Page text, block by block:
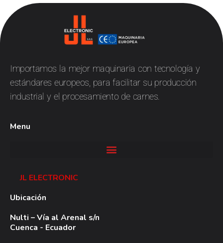
Importamos la mejor maquinaria con tecnología y
estándares europeos, para facilitar su producción
industrial y el procesamiento de carnes.
Menu
JL ELECTRONIC
Ubicación
Nulti – Vía al Arenal s/n
Cuenca - Ecuador